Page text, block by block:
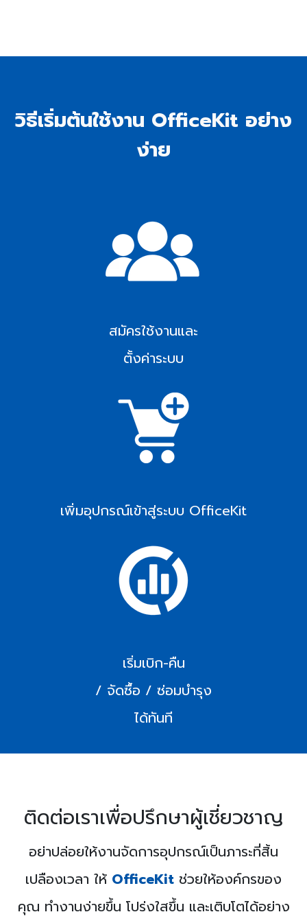
วิธีเริ่มต้นใช้งาน OfficeKit อย่าง
ง่าย
สมัครใช้งานและ
ตั้งค่าระบบ
เพิ่มอุปกรณ์เข้าสู่ระบบ OfficeKit
เริ่มเบิก-คืน
/ จัดซื้อ / ซ่อมบำรุง
ได้ทันที
ติดต่อเราเพื่อปรึกษาผู้เชี่ยวชาญ
อย่าปล่อยให้งานจัดการอุปกรณ์เป็นภาระที่สิ้น
เปลืองเวลา ให้ OfficeKit ช่วยให้องค์กรของ
คุณ ทำงานง่ายขึ้น โปร่งใสขึ้น และเติบโตได้อย่าง